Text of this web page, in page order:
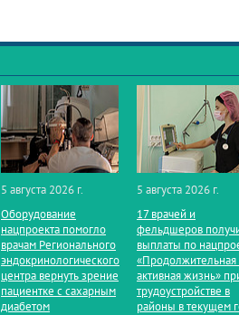
5 августа 2026 г.
Оборудование
нацпроекта помогло
врачам Регионального
эндокринологического
центра вернуть зрение
пациентке с сахарным
диабетом
5 августа 2026 г.
17 врачей и
фельдшеров
выплаты по
«Продолжительная
активная жизнь»
трудоустройстве в
районы в текущем